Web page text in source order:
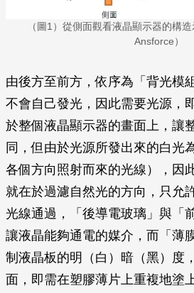
（圖1）從側面觀看液晶顯示器的構
Ansforce）
由後方至前方，依序為「背光模
不會自己發光，因此需要光源，
於整個液晶顯示器的畫面上，讓
同，但由於光源所發出來的白光
各個方向照射而來的光線），因
就在於過濾自然光的方向，只允
光線通過，「後導電玻璃」與「
讓液晶能夠通電的媒介，而「薄
制液晶板的明（白）暗（黑）度
面，即需在塑膠薄片上重複地塗